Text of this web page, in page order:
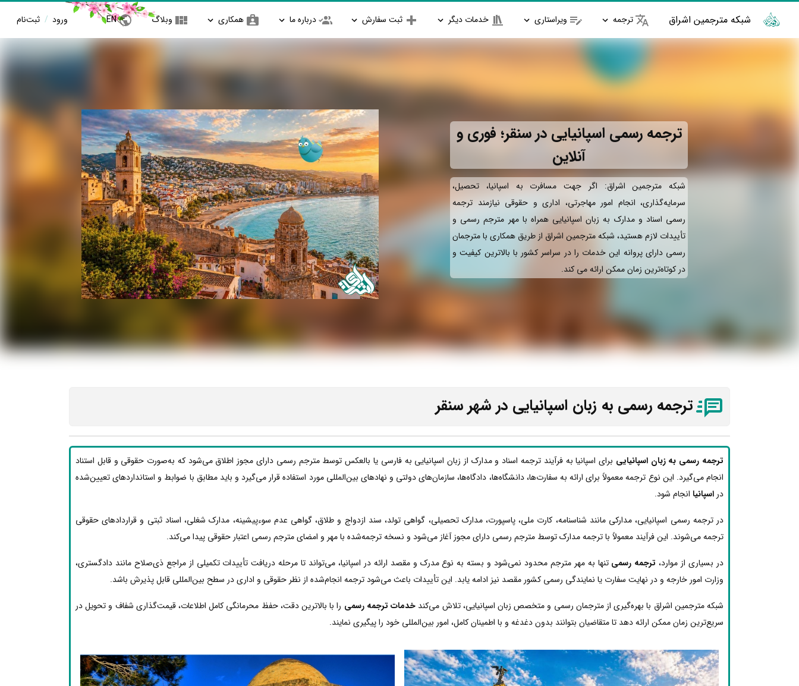
شبکه مترجمین اشراق ترجمه ویراستاری خدمات دیگر ثبت سفارش درباره ما همکاری وبلاگ EN ورود / ثبت‌نام
ترجمه رسمی اسپانیایی در سنقر؛ فوری و
آنلاین
شبکه مترجمین اشراق: اگر جهت مسافرت به اسپانیا، تحصیل،
سرمایه‌گذاری، انجام امور مهاجرتی، اداری و حقوقی نیازمند ترجمه
رسمی اسناد و مدارک به زبان اسپانیایی همراه با مهر مترجم رسمی و
تأییدات لازم هستید، شبکه مترجمین اشراق از طریق همکاری با مترجمان
رسمی دارای پروانه این خدمات را در سراسر کشور با بالاترین کیفیت و
در کوتاه‌ترین زمان ممکن ارائه می‌ کند.
ترجمه رسمی به زبان اسپانیایی در شهر سنقر
ترجمه رسمی به زبان اسپانیایی برای اسپانیا به فرآیند ترجمه اسناد و مدارک از زبان اسپانیایی به فارسی یا بالعکس توسط مترجم رسمی دارای مجوز اطلاق می‌شود که به‌صورت حقوقی و قابل استناد
انجام می‌گیرد. این نوع ترجمه معمولاً برای ارائه به سفارت‌ها، دانشگاه‌ها، دادگاه‌ها، سازمان‌های دولتی و نهادهای بین‌المللی مورد استفاده قرار می‌گیرد و باید مطابق با ضوابط و استانداردهای تعیین‌شده
در اسپانیا انجام شود.
در ترجمه رسمی اسپانیایی، مدارکی مانند شناسنامه، کارت ملی، پاسپورت، مدارک تحصیلی، گواهی تولد، سند ازدواج و طلاق، گواهی عدم سوءپیشینه، مدارک شغلی، اسناد ثبتی و قراردادهای حقوقی
ترجمه می‌شوند. این فرآیند معمولاً با ترجمه مدارک توسط مترجم رسمی دارای مجوز آغاز می‌شود و نسخه ترجمه‌شده با مهر و امضای مترجم رسمی اعتبار حقوقی پیدا می‌کند.
در بسیاری از موارد، ترجمه رسمی تنها به مهر مترجم محدود نمی‌شود و بسته به نوع مدرک و مقصد ارائه در اسپانیا، می‌تواند تا مرحله دریافت تأییدات تکمیلی از مراجع ذی‌صلاح مانند دادگستری،
وزارت امور خارجه و در نهایت سفارت یا نمایندگی رسمی کشور مقصد نیز ادامه یابد. این تأییدات باعث می‌شود ترجمه انجام‌شده از نظر حقوقی و اداری در سطح بین‌المللی قابل پذیرش باشد.
شبکه مترجمین اشراق با بهره‌گیری از مترجمان رسمی و متخصص زبان اسپانیایی، تلاش می‌کند خدمات ترجمه رسمی را با بالاترین دقت، حفظ محرمانگی کامل اطلاعات، قیمت‌گذاری شفاف و تحویل در
سریع‌ترین زمان ممکن ارائه دهد تا متقاضیان بتوانند بدون دغدغه و با اطمینان کامل، امور بین‌المللی خود را پیگیری نمایند.